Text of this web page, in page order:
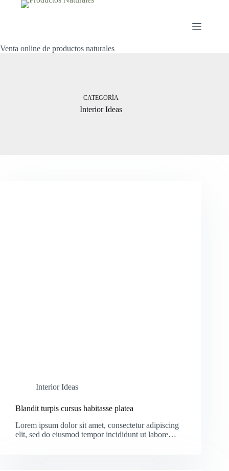
Venta online de productos naturales
CATEGORÍA
Interior Ideas
Interior Ideas
Blandit turpis cursus habitasse platea
Lorem ipsum dolor sit amet, consectetur adipiscing
elit, sed do eiusmod tempor incididunt ut labore…